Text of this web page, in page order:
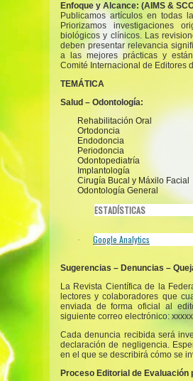
Enfoque y Alcance: (AIMS &
Publicamos artículos en todas
Priorizamos investigaciones
biológicos y clínicos. Las
deben presentar relevancia
a las mejores prácticas y
Comité Internacional de Editores
TEMÁTICA
Salud – Odontología:
Rehabilitación Oral
Ortodoncia
Endodoncia
Periodoncia
Odontopediatría
Implantología
Cirugía Bucal y Máxilo Facial
Odontología General
ESTADÍSTICAS
· Google Analytics
Sugerencias – Denuncias –
La Revista Científica de la
lectores y colaboradores que
enviada de forma oficial al
siguiente correo electrónico:
Cada denuncia recibida será
declaración de negligencia.
en el que se describirá cómo se
Proceso Editorial de